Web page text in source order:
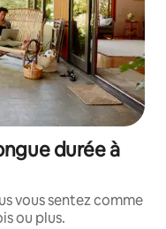
durée à
vous sentez comme
ou plus.